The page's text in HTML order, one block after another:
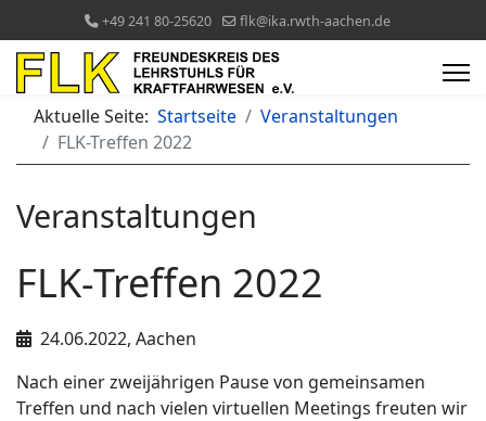
+49 241 80-25620 flk@ika.rwth-aachen.de
Aktuelle Seite: Startseite
Veranstaltungen
FLK-Treffen 2022
Veranstaltungen
FLK-Treffen 2022
24.06.2022, Aachen
Nach einer zweijährigen Pause von gemeinsamen
Treffen und nach vielen virtuellen Meetings freuten wir